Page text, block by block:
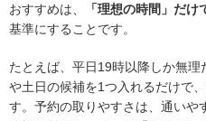
おすすめは、 「理想の時間」だけ
基準にすることです。
たとえば、平日19時以降しか無
や土日の候補を1つ入れるだけで
す。予約の取りやすさは、通いや